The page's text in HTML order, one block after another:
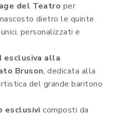
del Teatro per
dietro le quinte
personalizzati e
esclusiva alla
Bruson, dedicata alla
del grande baritono
esclusivi composti da